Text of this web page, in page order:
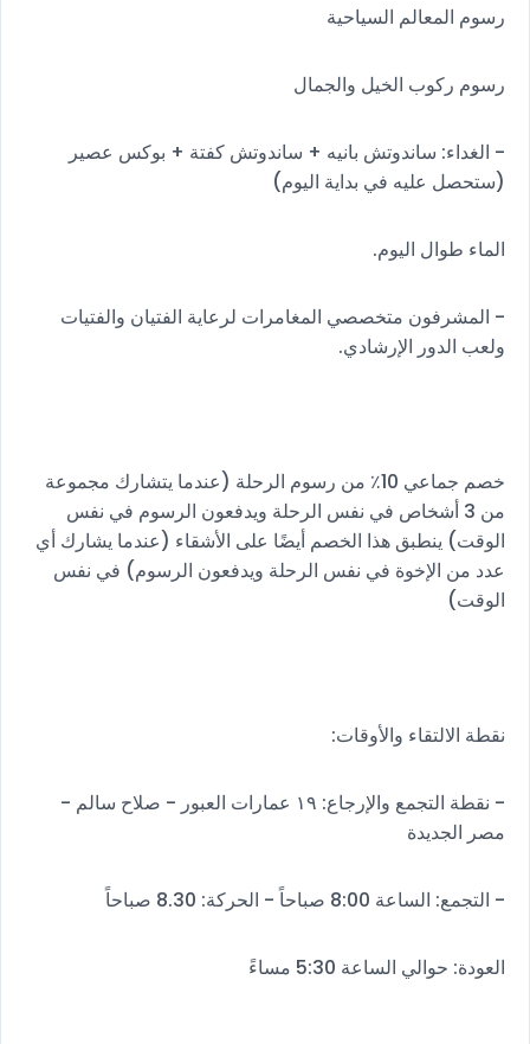
رسوم المعالم السياحية
رسوم ركوب الخيل والجمال
- الغداء: ساندوتش بانيه + ساندوتش كفتة + بوكس ​​عصير
(ستحصل عليه في بداية اليوم)
الماء طوال اليوم.
- المشرفون متخصصي المغامرات لرعاية الفتيان والفتيات
ولعب الدور الإرشادي.
خصم جماعي 10٪ من رسوم الرحلة (عندما يتشارك مجموعة
من 3 أشخاص في نفس الرحلة ويدفعون الرسوم في نفس
الوقت) ينطبق هذا الخصم أيضًا على الأشقاء (عندما يشارك أي
عدد من الإخوة في نفس الرحلة ويدفعون الرسوم) في نفس
الوقت)
نقطة الالتقاء والأوقات:
- نقطة التجمع والإرجاع: ١٩ عمارات العبور - صلاح سالم -
مصر الجديدة
- التجمع: الساعة 8:00 صباحاً - الحركة: 8.30 صباحاً
العودة: حوالي الساعة 5:30 مساءً